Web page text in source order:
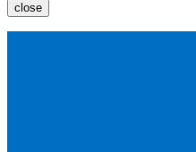
close